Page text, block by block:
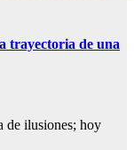
trayectoria de una
de ilusiones; hoy